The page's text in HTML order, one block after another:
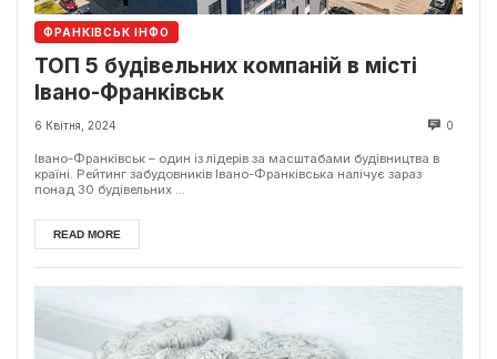
ФРАНКІВСЬК ІНФО
ТОП 5 будівельних компаній в місті
Івано-Франківськ
6 Квітня, 2024 0
Івано-Франківськ – один із лідерів за масштабами будівництва в
країні. Рейтинг забудовників Івано-Франківська налічує зараз
понад 30 будівельних ...
READ MORE